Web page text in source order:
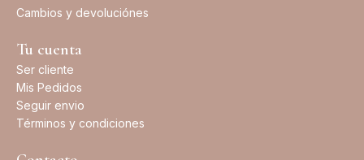
Cambios y devoluciónes
Tu cuenta
Ser cliente
Mis Pedidos
Seguir envio
Términos y condiciones